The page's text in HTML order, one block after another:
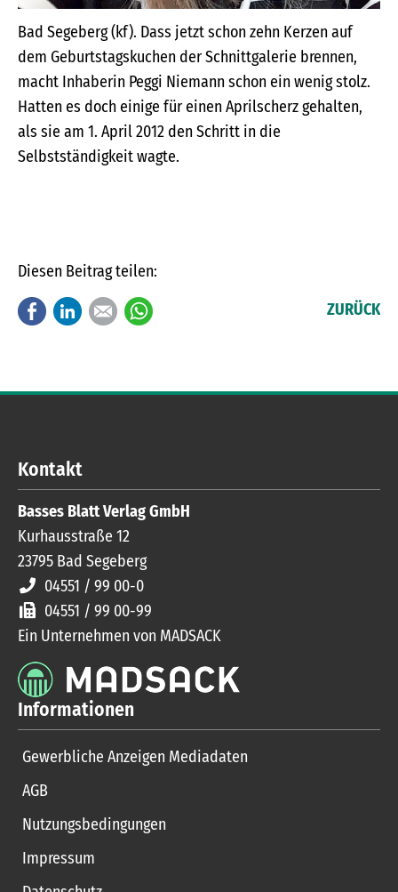
Bad Segeberg (kf). Dass jetzt schon zehn Kerzen auf
dem Geburtstagskuchen der Schnittgalerie brennen,
macht Inhaberin Peggi Niemann schon ein wenig stolz.
Hatten es doch einige für einen Aprilscherz gehalten,
als sie am 1. April 2012 den Schritt in die
Selbstständigkeit wagte.
Diesen Beitrag teilen:
FacebookLinkedInE-mail ZURÜCK
Kontakt
Basses Blatt Verlag GmbH
Kurhausstraße 12
23795 Bad Segeberg
04551 / 99 00-0
04551 / 99 00-99
Ein Unternehmen von MADSACK
Informationen
Gewerbliche Anzeigen Mediadaten
AGB
Nutzungsbedingungen
Impressum